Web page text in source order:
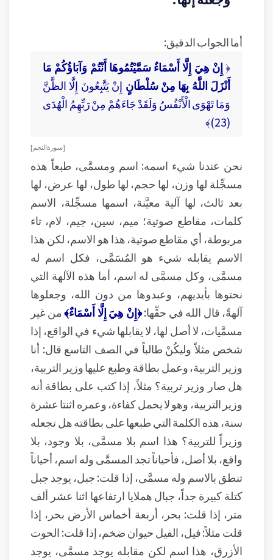
أما الجواب الدقيق:
﴿إِنْ هِيَ إِلَّا أَسْمَاءٌ سَمَّيْتُمُوهَا أَنْتُمْ وَآبَاؤُكُمْ مَا
أَنْزَلَ اللَّهُ بِهَا مِنْ سُلْطَانٍ إِنْ يَتَّبِعُونَ إِلَّا الظَّنَّ
وَمَا تَهْوَى الْأَنْفُسُ وَلَقَدْ جَاءَهُمْ مِنْ رَبِّهِمُ الْهُدَى
(23)﴾
[ سورة النجم ]
نحن عندنا شيء اسمه: اسم ومسمَّى، طبعاً هذه
مسجِّلة لها وزن، لها حجم، لها طول، لها عرض، لها
بعد ثالث، لها آلية معيَّنة، اسمها مسجِّلة، الاسم
كلمات، مقاطع صوتية؛ ميم، سين، جيم، لام، تاء
مربوطة، أي مقاطع صوتية، هذا هو الاسم، لكن هذا
الاسم يقابله شيء هو المُسَمَّى، فكل اسم له
مسمَّى، وكل مسمَّى له اسم، أما هذه الآلهة التي
نحتوها بأيديهم، وعبدوها من دون الله، وجعلوها
آلهةً، قال الله في حقِّها:﴿إِنْ هِيَ إِلَّا أَسْمَاءٌ﴾من غير
مسمَّيات، لا أصل لها، لا يقابلها شيء في الواقع، إذا
شخص مثلاً وليكُنْ طالباً في الصف التاسع قال: أنا
وزير التربية، وعمل بطاقة وطبع عليها وزير التربية،
هل صار وزير تربية؟ مثلاً، إذا كتب على بطاقة أنه
وزير التربية، وهو لا يحمل كفاءة، وعمره اثنتا عشرة
سنة، هذه الكلمة التي طبعها على بطاقته هل تجعله
وزيراً للتربية؟ هذا اسم بلا مسمَّى، بلا وجود، بلا
واقع، بلا أصل، فأحياناً تجد المسمَّى وله اسم، أحياناً
تنطق بالاسم وله مسمَّى، إذا قلت: جبل، يوجد جبل
كتلة كبيرة جداً، جبال هملايا ارتفاعها اثنا عشر ألف
متر، إذا قلت: بحر، أربعة أخماس الأرض بحر، إذا
قلت مثلاً: فيل، الفيل حيوان ضخم، إذا قلت: الحوت
الأزرق، هذا اسم لكن مقابله يوجد مسمَّى، يوجد